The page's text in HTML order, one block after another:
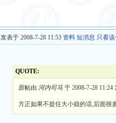
发表于 2008-7-28 11:53 资料 短消息 只看
QUOTE:
原帖由 河内司马 于 2008-7-28 11:24
方正如果不捉任大小姐的话,后面很